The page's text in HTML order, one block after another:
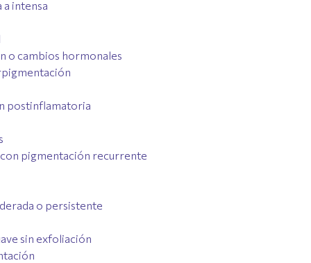
intensa
o cambios hormonales
postinflamatoria
pigmentación recurrente
o persistente
sin exfoliación